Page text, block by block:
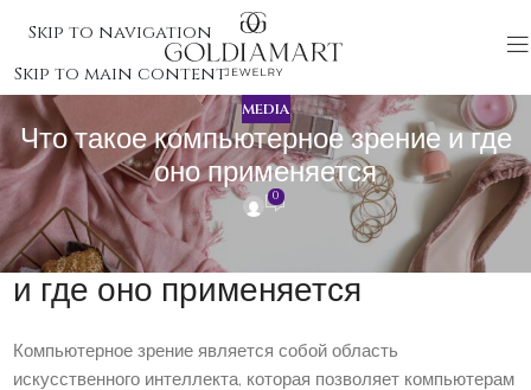
Skip to navigation
Skip to main content
MEDIA
Что такое компьютерное зрение и где
оно применяется
0
Что такое компьютерное зрение
и где оно применяется
Компьютерное зрение является собой область
искусственного интеллекта, которая позволяет компьютерам